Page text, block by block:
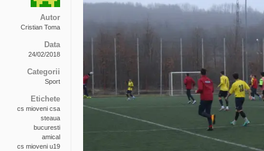
Autor
Cristian Toma
Data
24/02/2018
Categorii
Sport
Etichete
cs mioveni csa
steaua
bucuresti
amical
cs mioveni u19